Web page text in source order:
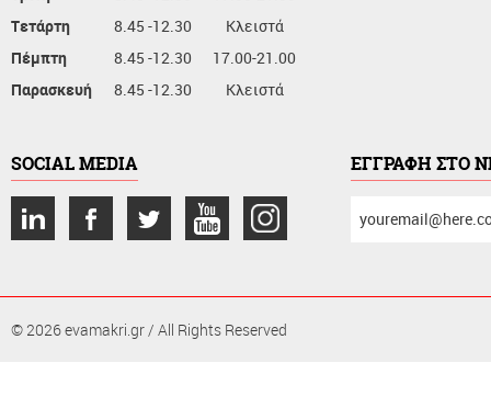
Τετάρτη
8.45 -12.30
Κλειστά
Πέμπτη
8.45 -12.30
17.00-21.00
Παρασκευή
8.45 -12.30 Κλειστά
SOCIAL MEDIA ΕΓΓΡΑΦΗ ΣΤΟ
το
© 2026 evamakri.gr / All Rights Reserved